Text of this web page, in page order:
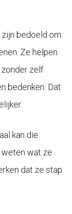
bedoeld om
Ze helpen
zonder zelf
bedenken. Dat
kan die
wat ze
dat ze stap